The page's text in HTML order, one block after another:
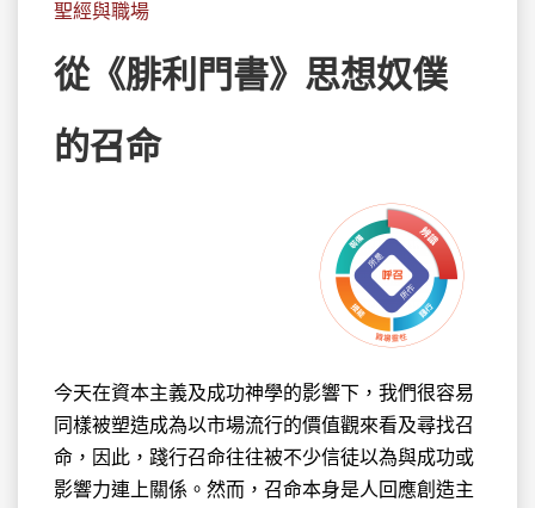
聖經與職場
從《腓利門書》思想奴僕
的召命
今天在資本主義及成功神學的影響下，我們很容易
同樣被塑造成為以市場流行的價值觀來看及尋找召
命，因此，踐行召命往往被不少信徒以為與成功或
影響力連上關係。然而，召命本身是人回應創造主